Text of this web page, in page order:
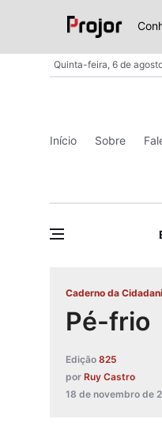
Quinta-feira, 6 de
Início Sobre
Caderno da
Pé-frio
Edição 825
por Ruy Castro
18 de novembro de